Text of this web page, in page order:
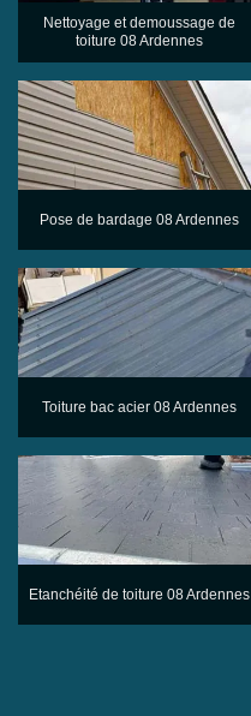
Nettoyage et demoussage de
toiture 08 Ardennes
Pose de bardage 08 Ardennes
Toiture bac acier 08 Ardennes
Etanchéité de toiture 08 Ardennes